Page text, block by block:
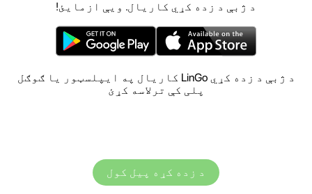
د ژبې د زده کړي کاریال. ویې ازمایئ!
د ژبې د زده کړي LinGo کاریال په ایپلسټور یا ګوګل
پلی کې ترلاسه کړئ
د زده کړه پیل کول